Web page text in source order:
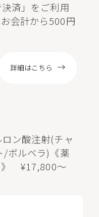
済」をご利用
会計から500円
詳細はこちら
ロン酸注射(チャ
/ボルベラ)《薬
》 ¥17,800～